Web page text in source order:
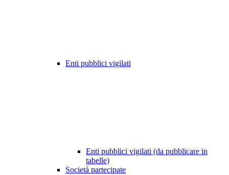
Enti pubblici vigilati
Enti pubblici vigilati (da pubblicare in
tabelle)
Società partecipate